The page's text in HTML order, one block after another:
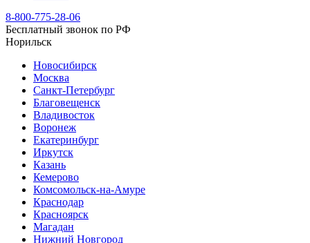
8-800-775-28-06
Бесплатный звонок по РФ
Норильск
Новосибирск
Москва
Санкт-Петербург
Благовещенск
Владивосток
Воронеж
Екатеринбург
Иркутск
Казань
Кемерово
Комсомольск-на-Амуре
Краснодар
Красноярск
Магадан
Нижний Новгород